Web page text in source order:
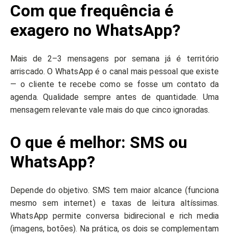
Com que frequência é
exagero no WhatsApp?
Mais de 2–3 mensagens por semana já é território
arriscado. O WhatsApp é o canal mais pessoal que existe
— o cliente te recebe como se fosse um contato da
agenda. Qualidade sempre antes de quantidade. Uma
mensagem relevante vale mais do que cinco ignoradas.
O que é melhor: SMS ou
WhatsApp?
Depende do objetivo. SMS tem maior alcance (funciona
mesmo sem internet) e taxas de leitura altíssimas.
WhatsApp permite conversa bidirecional e rich media
(imagens, botões). Na prática, os dois se complementam